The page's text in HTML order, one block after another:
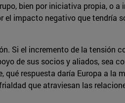
bien por iniciativa propia, o a
impacto negativo que tendría
Si el incremento de la tensión
de sus socios y aliados, sea
respuesta daría Europa a la
que atraviesan las